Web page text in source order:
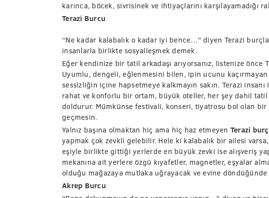
karınca, böcek, sivrisinek ve ihtiyaçlarını
Terazi Burcu
“Ne kadar kalabalık o kadar iyi bence…” diyen Terazi
insanlarla birlikte sosyalleşmek demek.
Eğer kendinize bir tatil arkadaşı arıyorsanız, listenize önce
Uyumlu, dengeli, eğlenmesini bilen, ipin ucunu
sessizliğin içine hapsetmeye kalkmayın sakın. Terazi
rahat ve konforlu bir ortam, büyük oteller, her şey dahil tatil
doldurur. Mümkünse festivali, konseri, tiyatrosu bol olan bir
geçmesin.
Yalnız başına olmaktan hiç ama hiç haz etmeyen Terazi
yapmak çok zevkli gelebilir. Hele ki kalabalık bir ailesi
eşiyle birlikte gittiği yerlerde en büyük zevki ise alışveriş
mekanına ait yerlere özgü kıyafetler, magnetler, eşyalar
olduğu mağazaya mutlaka uğrayacak ve evine
Akrep Burcu